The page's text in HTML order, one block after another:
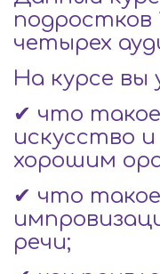
подростков
четырех
На курсе вы
✔ что
искусство
хорошим
✔ что такое
речи;